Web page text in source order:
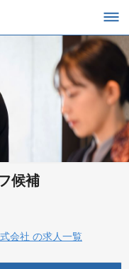
候補
会社 の求人一覧